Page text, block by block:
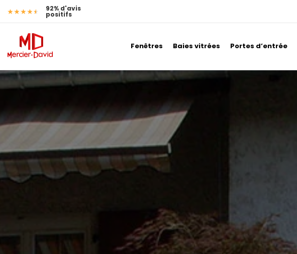
92% d'avis
positifs
Fenêtres Baies vitrées Portes d’entrée